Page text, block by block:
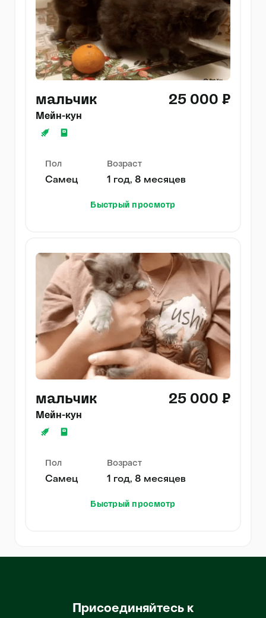
мальчик 25 000 ₽
Мейн-кун
Пол
Самец
Возраст
1 год, 8 месяцев
Быстрый просмотр
мальчик 25 000 ₽
Мейн-кун
Пол
Самец
Возраст
1 год, 8 месяцев
Быстрый просмотр
Присоединяйтесь к